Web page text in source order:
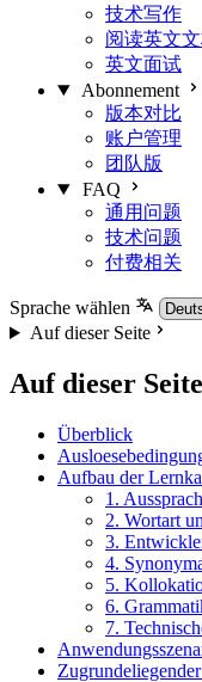
技术写作
阅读英文
英文面试
Abonnement
版本对比
账户管理
团队版
FAQ
通用问题
技术问题
付费相关
Sprache wählen
Auf dieser Seite
Auf dieser Seite
Überblick
Aufbau der
1.
2. Wortart
3.
4.
5.
6.
7.